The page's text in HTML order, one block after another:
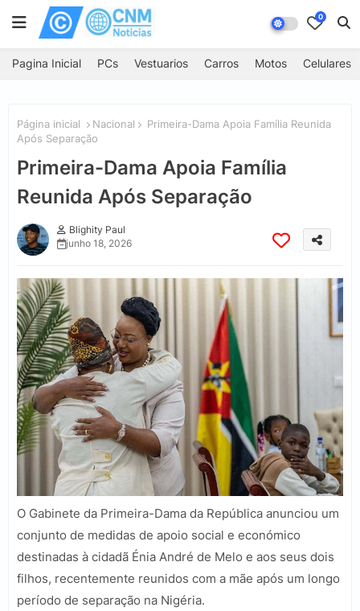
0
Pagina Inicial PCs Vestuarios Carros Motos Celulares
Página inicial Nacional
Primeira-Dama Apoia Família Reunida
Após Separação
Primeira-Dama Apoia Família
Reunida Após Separação
Blighity Paul
junho 18, 2026
O Gabinete da Primeira-Dama da República anunciou um
conjunto de medidas de apoio social e económico
destinadas à cidadã Énia André de Melo e aos seus dois
filhos, recentemente reunidos com a mãe após um longo
período de separação na Nigéria.